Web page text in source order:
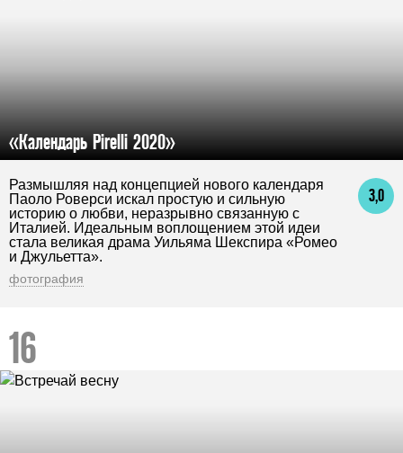
«Календарь Pirelli 2020»
3,0
Размышляя над концепцией нового календаря
Паоло Роверси искал простую и сильную
историю о любви, неразрывно связанную с
Италией. Идеальным воплощением этой идеи
стала великая драма Уильяма Шекспира «Ромео
и Джульетта».
фотография